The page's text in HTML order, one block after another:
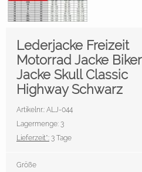
Lederjacke Freizeit
Motorrad Jacke Biker
Jacke Skull Classic
Highway Schwarz
Artikelnr.: ALJ-044
Lagermenge: 3
Lieferzeit*: 3 Tage
Größe